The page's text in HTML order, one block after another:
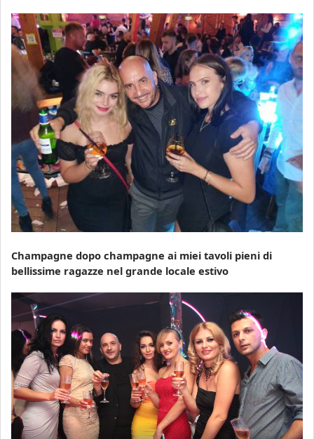
Champagne dopo champagne ai miei tavoli pieni di
bellissime ragazze nel grande locale estivo